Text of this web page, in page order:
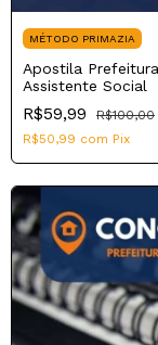
MÉTODO PRIMAZIA
Apostila
Assistente Social
R$59,99
R$100,00
R$50,99 com Pix